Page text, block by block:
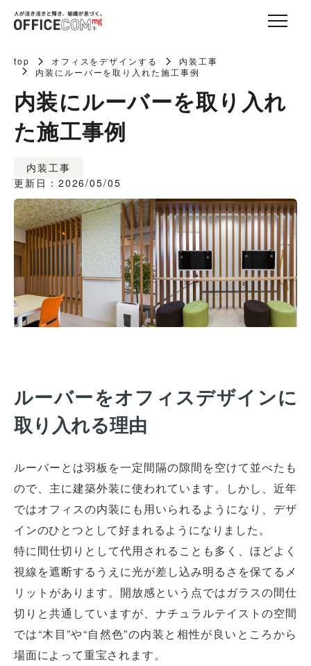
top オフィスをデザインする
内装工事
内装にルーバーを取り入れた施工事例
内装にルーバーを取り入れ
た施工事例
内装工事
更新日：2026/05/05
ルーバーをオフィスデザインに
取り入れる理由
ルーバーとは羽板を一定間隔の隙間を空けて並べたも
ので、主に建築外装に使われています。しかし、近年
ではオフィスの内装にも用いられるようになり、デザ
インのひとつとして好まれるようになりました。
特に間仕切りとして代用されることも多く、ほどよく
視線を遮断するうえに光が差し込み明るさを保てるメ
リットがあります。開放感という点ではガラスの間仕
切りと共通していますが、ナチュラルテイストの空間
では“木目”や“自然色”の内装と相性が良いところから
場面によって重宝されます。